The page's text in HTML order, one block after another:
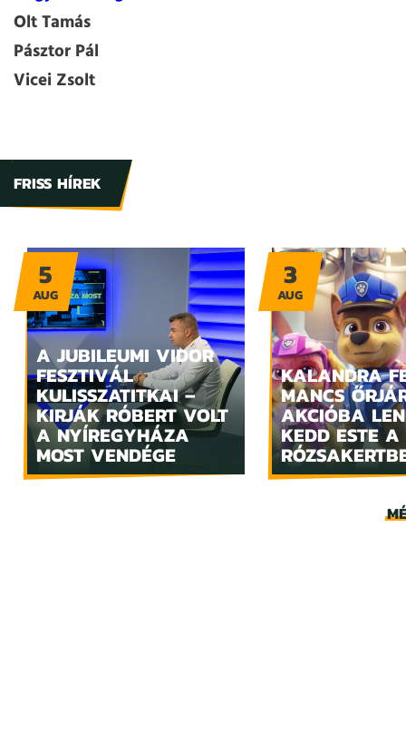
Olt Tamás
Pásztor Pál
Vicei Zsolt
FRISS HÍREK
A JUBILEUMI VIDOR
FESZTIVÁL
KULISSZATITKAI –
KIRJÁK RÓBERT VOLT
A NYÍREGYHÁZA
MOST VENDÉGE
5
AUG
KALANDRA
MANCS
AKCIÓBA
KEDD ESTE A
3
AUG